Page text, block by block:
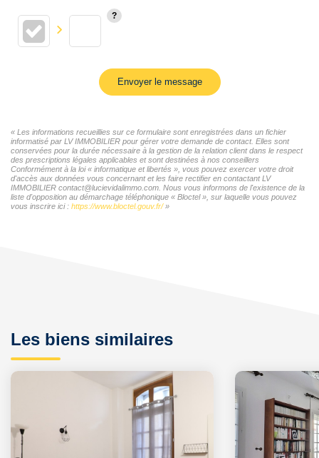
Envoyer le message
« Les informations recueillies sur ce formulaire sont enregistrées dans un fichier
informatisé par LV IMMOBILIER pour gérer votre demande de contact. Elles sont
conservées pour la durée nécessaire à la gestion de la relation client dans le respect
des prescriptions légales applicables et sont destinées à nos conseillers
Conformément à la loi « informatique et libertés », vous pouvez exercer votre droit
d'accès aux données vous concernant et les faire rectifier en contactant LV
IMMOBILIER contact@lucievidalimmo.com. Nous vous informons de l'existence de la
liste d'opposition au démarchage téléphonique « Bloctel », sur laquelle vous pouvez
vous inscrire ici : https://www.bloctel.gouv.fr/»
Les biens similaires